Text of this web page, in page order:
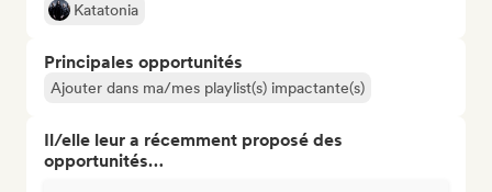
Katatonia
Principales opportunités
Ajouter dans ma/mes playlist(s) impactante(s)
Il/elle leur a récemment proposé des
opportunités…